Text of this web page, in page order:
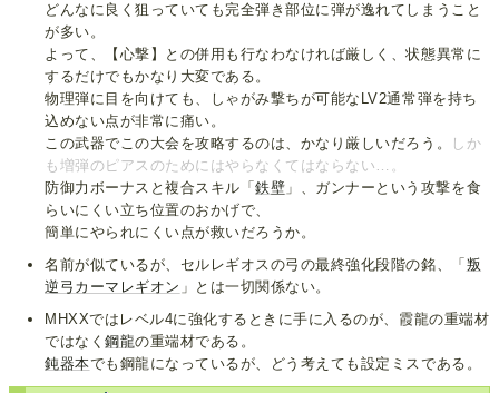
どんなに良く狙っていても完全弾き部位に弾が逸れてしまうこと
が多い。
よって、【心撃】との併用も行なわなければ厳しく、状態異常に
するだけでもかなり大変である。
物理弾に目を向けても、しゃがみ撃ちが可能なLV2通常弾を持ち
込めない点が非常に痛い。
この武器でこの大会を攻略するのは、かなり厳しいだろう。
しか
も増弾のピアスのためにはやらなくてはならない…。
防御力ボーナスと複合スキル「鉄壁 」、ガンナーという攻撃を食
らいにくい立ち位置のおかげで、
簡単にやられにくい点が救いだろうか。
名前が似ているが、セルレギオスの弓の最終強化段階の銘、「 叛
逆弓カーマレギオン 」とは一切関係ない。
MHXXではレベル4に強化するときに手に入るのが、霞龍の重端材
ではなく鋼龍の重端材である。
鈍器本でも鋼龍になっているが、どう考えても設定ミスである。